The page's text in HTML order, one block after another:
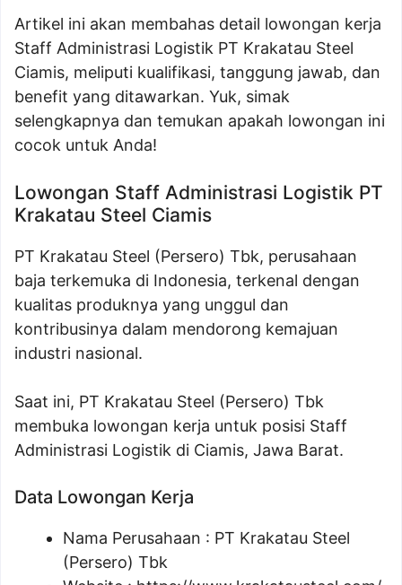
Artikel ini akan membahas detail lowongan kerja
Staff Administrasi Logistik PT Krakatau Steel
Ciamis, meliputi kualifikasi, tanggung jawab, dan
benefit yang ditawarkan. Yuk, simak
selengkapnya dan temukan apakah lowongan ini
cocok untuk Anda!
Lowongan Staff Administrasi Logistik PT
Krakatau Steel Ciamis
PT Krakatau Steel (Persero) Tbk, perusahaan
baja terkemuka di Indonesia, terkenal dengan
kualitas produknya yang unggul dan
kontribusinya dalam mendorong kemajuan
industri nasional.
Saat ini, PT Krakatau Steel (Persero) Tbk
membuka lowongan kerja untuk posisi Staff
Administrasi Logistik di Ciamis, Jawa Barat.
Data Lowongan Kerja
Nama Perusahaan : PT Krakatau Steel
(Persero) Tbk